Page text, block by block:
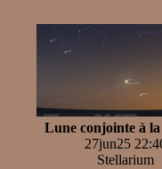
Lune conjointe à
27jun25
Stellarium